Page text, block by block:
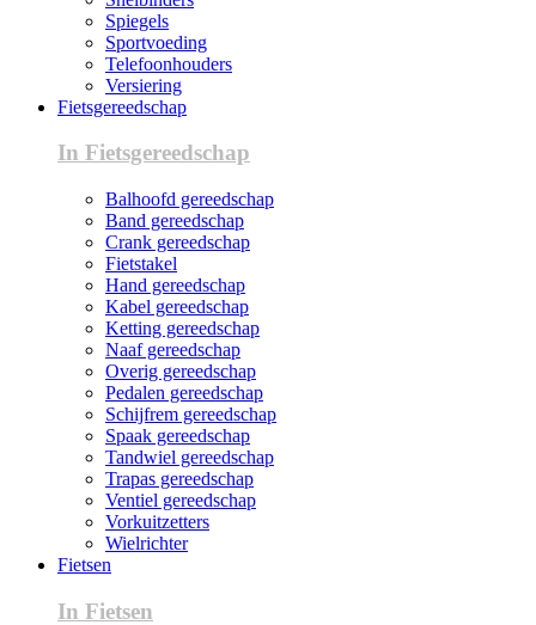
Spiegels
Sportvoeding
Telefoonhouders
Versiering
Fietsgereedschap
In Fietsgereedschap
Balhoofd gereedschap
Band gereedschap
Crank gereedschap
Fietstakel
Hand gereedschap
Kabel gereedschap
Ketting gereedschap
Naaf gereedschap
Overig gereedschap
Pedalen gereedschap
Schijfrem gereedschap
Spaak gereedschap
Tandwiel gereedschap
Trapas gereedschap
Ventiel gereedschap
Vorkuitzetters
Wielrichter
Fietsen
In Fietsen